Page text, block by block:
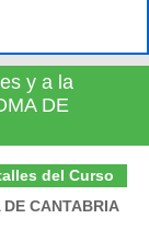
y a la
DE
del Curso
CANTABRIA